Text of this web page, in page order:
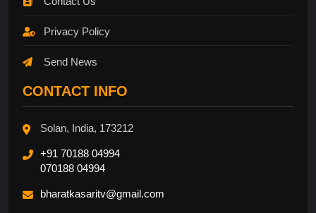
Privacy Policy
Send News
CONTACT INFO
Solan, India, 173212
+91 70188 04994
070188 04994
bharatkasaritv@gmail.com